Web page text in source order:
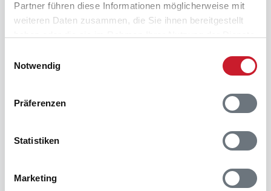
Partner führen diese Informationen möglicherweise mit
weiteren Daten zusammen, die Sie ihnen bereitgestellt
Notwendig
Präferenzen
Statistiken
Marketing
Telefon:
+49 40 5477950
E-Mail:
kundenservice@dansk.de
0800-358 75 28
Zum Kontaktformular
Zum Newsletter anmelden
Auf der Seite suchen